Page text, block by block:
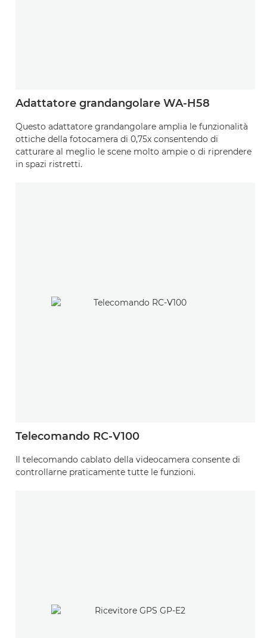
Adattatore grandangolare WA-H58
Questo adattatore grandangolare amplia le funzionalità
ottiche della fotocamera di 0,75x consentendo di
catturare al meglio le scene molto ampie o di riprendere
in spazi ristretti.
Telecomando RC-V100
Il telecomando cablato della videocamera consente di
controllarne praticamente tutte le funzioni.